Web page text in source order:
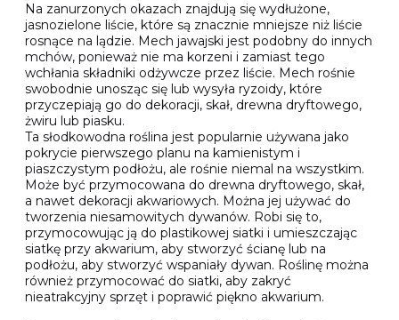
Na zanurzonych okazach znajdują się wydłużone,
jasnozielone liście, które są znacznie mniejsze niż liście
rosnące na lądzie. Mech jawajski jest podobny do innych
mchów, ponieważ nie ma korzeni i zamiast tego
wchłania składniki odżywcze przez liście. Mech rośnie
swobodnie unosząc się lub wysyła ryzoidy, które
przyczepiają go do dekoracji, skał, drewna dryftowego,
żwiru lub piasku.
Ta słodkowodna roślina jest popularnie używana jako
pokrycie pierwszego planu na kamienistym i
piaszczystym podłożu, ale rośnie niemal na wszystkim.
Może być przymocowana do drewna dryftowego, skał,
a nawet dekoracji akwariowych. Można jej używać do
tworzenia niesamowitych dywanów. Robi się to,
przymocowując ją do plastikowej siatki i umieszczając
siatkę przy akwarium, aby stworzyć ścianę lub na
podłożu, aby stworzyć wspaniały dywan. Roślinę można
również przymocować do siatki, aby zakryć
nieatrakcyjny sprzęt i poprawić piękno akwarium.